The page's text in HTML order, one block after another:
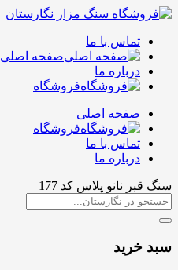
تماس با ما
صفحه اصلی
درباره ما
فروشگاه
صفحه اصلی
فروشگاه
تماس با ما
درباره ما
سنگ قبر نانو پلاس کد 177
سبد خرید